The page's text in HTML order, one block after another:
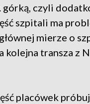
górką, czyli
szpitali ma
mierze o
transza z
placówek